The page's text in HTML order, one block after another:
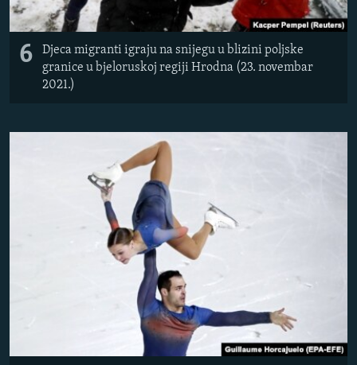
6
Djeca migranti igraju na snijegu u blizini poljske
granice u bjeloruskoj regiji Hrodna (23. novembar
2021.)